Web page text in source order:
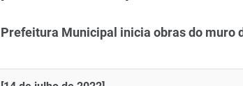
Prefeitura Municipal inicia obras do muro